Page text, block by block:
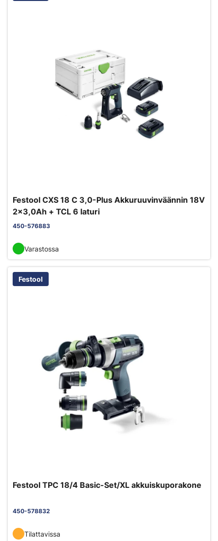
Festool CXS 18 C 3,0-Plus Akkuruuvinväännin 18V
2x3,0Ah + TCL 6 laturi
450-576883
Varastossa
Festool
Festool TPC 18/4 Basic-Set/XL akkuiskuporakone
450-578832
Tilattavissa